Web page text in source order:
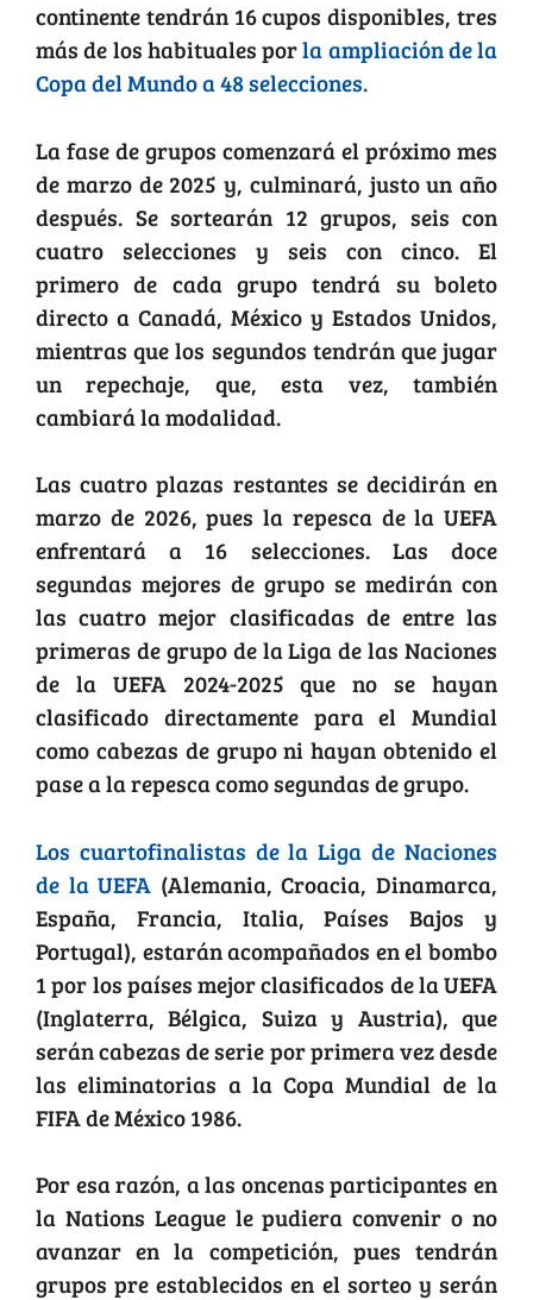
continente tendrán 16 cupos disponibles, tres
más de los habituales porla ampliación de la
Copa del Mundo a 48 selecciones.
La fase de grupos comenzará el próximo mes
de marzo de 2025 y, culminará, justo un año
después. Se sortearán 12 grupos, seis con
cuatro selecciones y seis con cinco. El
primero de cada grupo tendrá su boleto
directo a Canadá, México y Estados Unidos,
mientras que los segundos tendrán que jugar
un repechaje, que, esta vez, también
cambiará la modalidad.
Las cuatro plazas restantes se decidirán en
marzo de 2026, pues la repesca de la UEFA
enfrentará a 16 selecciones. Las doce
segundas mejores de grupo se medirán con
las cuatro mejor clasificadas de entre las
primeras de grupo de la Liga de las Naciones
de la UEFA 2024-2025 que no se hayan
clasificado directamente para el Mundial
como cabezas de grupo ni hayan obtenido el
pase a la repesca como segundas de grupo.
Los cuartofinalistas de la Liga de Naciones
de la UEFA (Alemania, Croacia, Dinamarca,
España, Francia, Italia, Países Bajos y
Portugal), estarán acompañados en el bombo
1 por los países mejor clasificados de la UEFA
(Inglaterra, Bélgica, Suiza y Austria), que
serán cabezas de serie por primera vez desde
las eliminatorias a la Copa Mundial de la
FIFA de México 1986.
Por esa razón, a las oncenas participantes en
la Nations League le pudiera convenir o no
avanzar en la competición, pues tendrán
grupos pre establecidos en el sorteo y serán